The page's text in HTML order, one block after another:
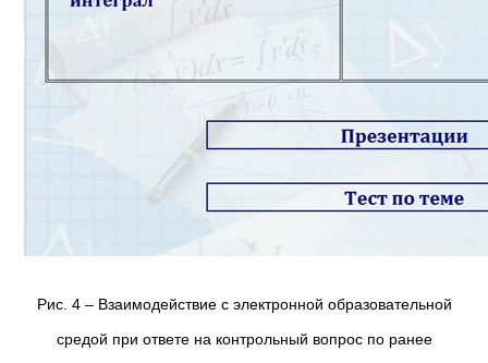
Рис. 4 – Взаимодействие с электронной образовательной
средой при ответе на контрольный вопрос по ранее